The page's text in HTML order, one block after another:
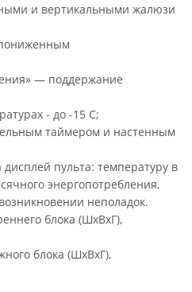
и вертикальными жалюзи
— поддержание
- до -15 С;
таймером и настенным
пульта: температуру в
энергопотребления,
неполадок.
блока (ШхВхГ),
блока (ШхВхГ),